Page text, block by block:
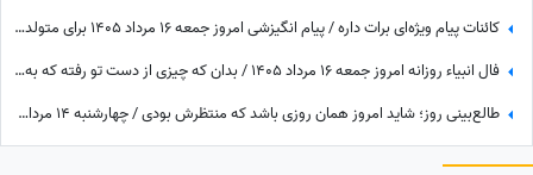
کائنات پیام ویژه‌ای برات داره / پیام انگیزشی امروز جمعه 16 مرداد 1405 برای متولدین فروردین تا اسفند: امروز زمان درخشیدن توست + ویدئو
فال انبیاء روزانه امروز جمعه 16 مرداد 1405 / بدان که چیزی از دست تو رفته که به سبب آن غم و اندوه می‌خوری، اما ...
طالع‌بینی روز؛ شاید امروز همان روزی باشد که منتظرش بودی / چهارشنبه 14 مرداد 1405